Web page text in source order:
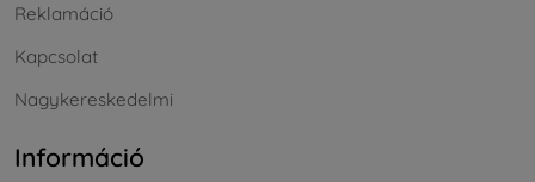
Reklamáció
Kapcsolat
Nagykereskedelmi
Információ